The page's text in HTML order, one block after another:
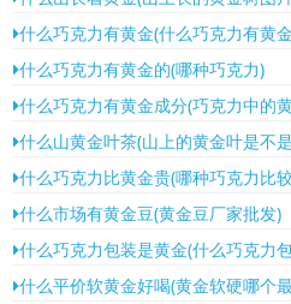
什么巧克力有黄金(什么巧克力有黄
什么巧克力有黄金的(哪种巧克力)
什么巧克力有黄金成分(巧克力中的
什么山黄金叶茶(山上的黄金叶是不
什么巧克力比黄金贵(哪种巧克力比
什么市场有黄金豆(黄金豆厂家批发)
什么巧克力包装是黄金(什么巧克力
什么平价软黄金好喝(黄金软硬哪个